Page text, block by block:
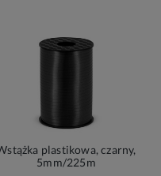
plastikowa, czarny,
5mm/225m